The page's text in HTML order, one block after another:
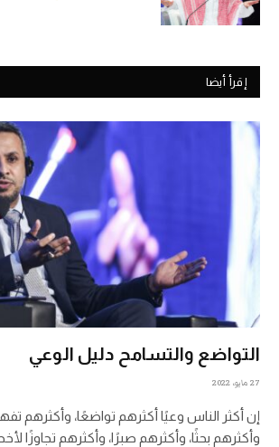
إقرأ أيضا
التواضع والتسامح دليل الوعي
27 مايو، 2022
إن أكثر الناس وعيًا أكثرهم تواضعًا، وأكثرهم
وأكثرهم بحثًا، وأكثرهم صبرًا، وأكثرهم تجاوزًا